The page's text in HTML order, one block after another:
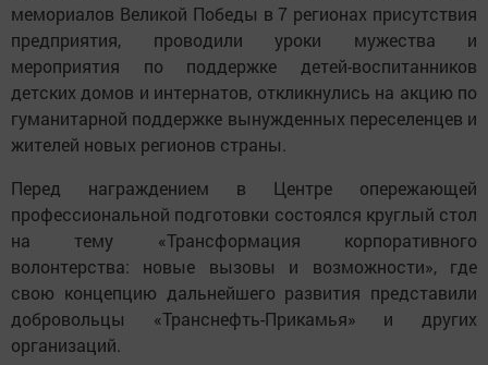
мемориалов Великой Победы в 7 регионах присутствия
предприятия, проводили уроки мужества и
мероприятия по поддержке детей-воспитанников
детских домов и интернатов, откликнулись на акцию по
гуманитарной поддержке вынужденных переселенцев и
жителей новых регионов страны.
Перед награждением в Центре опережающей
профессиональной подготовки состоялся круглый стол
на тему «Трансформация корпоративного
волонтерства: новые вызовы и возможности», где
свою концепцию дальнейшего развития представили
добровольцы «Транснефть-Прикамья» и других
организаций.